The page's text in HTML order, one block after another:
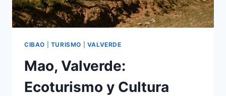
CIBAO TURISMO VALVERDE
Mao, Valverde:
Ecoturismo y Cultura